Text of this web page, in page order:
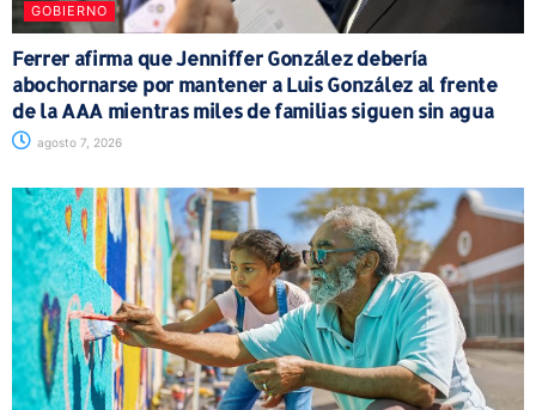
GOBIERNO
Ferrer afirma que Jenniffer González debería
abochornarse por mantener a Luis González al frente
de la AAA mientras miles de familias siguen sin agua
agosto 7, 2026